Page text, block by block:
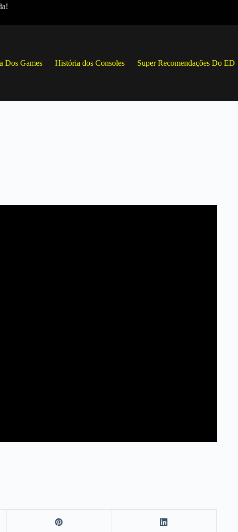
Dos Games História dos Consoles Super Recomendações Do ED